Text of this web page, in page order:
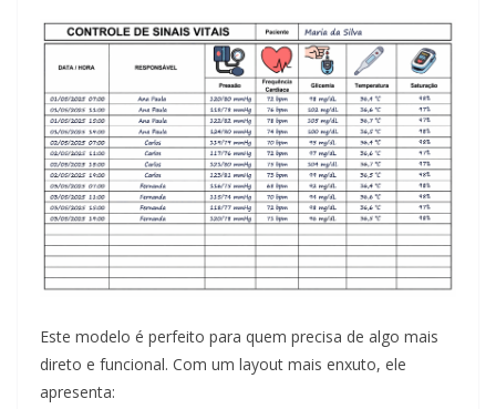
Este modelo é perfeito para quem precisa de algo mais
direto e funcional. Com um layout mais enxuto, ele
apresenta: